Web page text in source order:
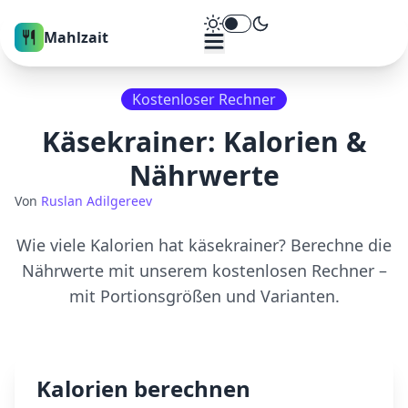
Mahlzait Theme umschalten
Kostenloser Rechner
Käsekrainer: Kalorien &
Nährwerte
Von Ruslan Adilgereev
Wie viele Kalorien hat käsekrainer? Berechne die
Nährwerte mit unserem kostenlosen Rechner –
mit Portionsgrößen und Varianten.
Kalorien berechnen